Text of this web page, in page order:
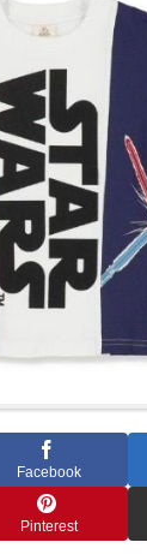
Facebook
Pinterest